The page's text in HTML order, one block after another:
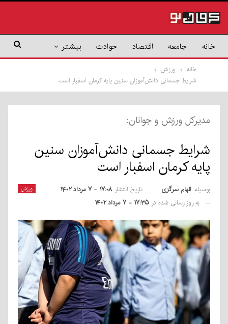
خانه جامعه اقتصاد حوادث بیشتر
خانه
ورزش
شرایط جسمانی دانش‌آموزان سنین پایه کرمان اسفبار است
مدیرکل ورزش و جوانان:
شرایط جسمانی دانش‌آموزان سنین
پایه کرمان اسفبار است
ورزش بوسیله الهام سرگزی تاریخ انتشار ۱۷:۰۸ - ۷ مرداد ۱۴۰۲
به روز رسانی شده در ۱۷:۳۵ - ۷ مرداد ۱۴۰۲